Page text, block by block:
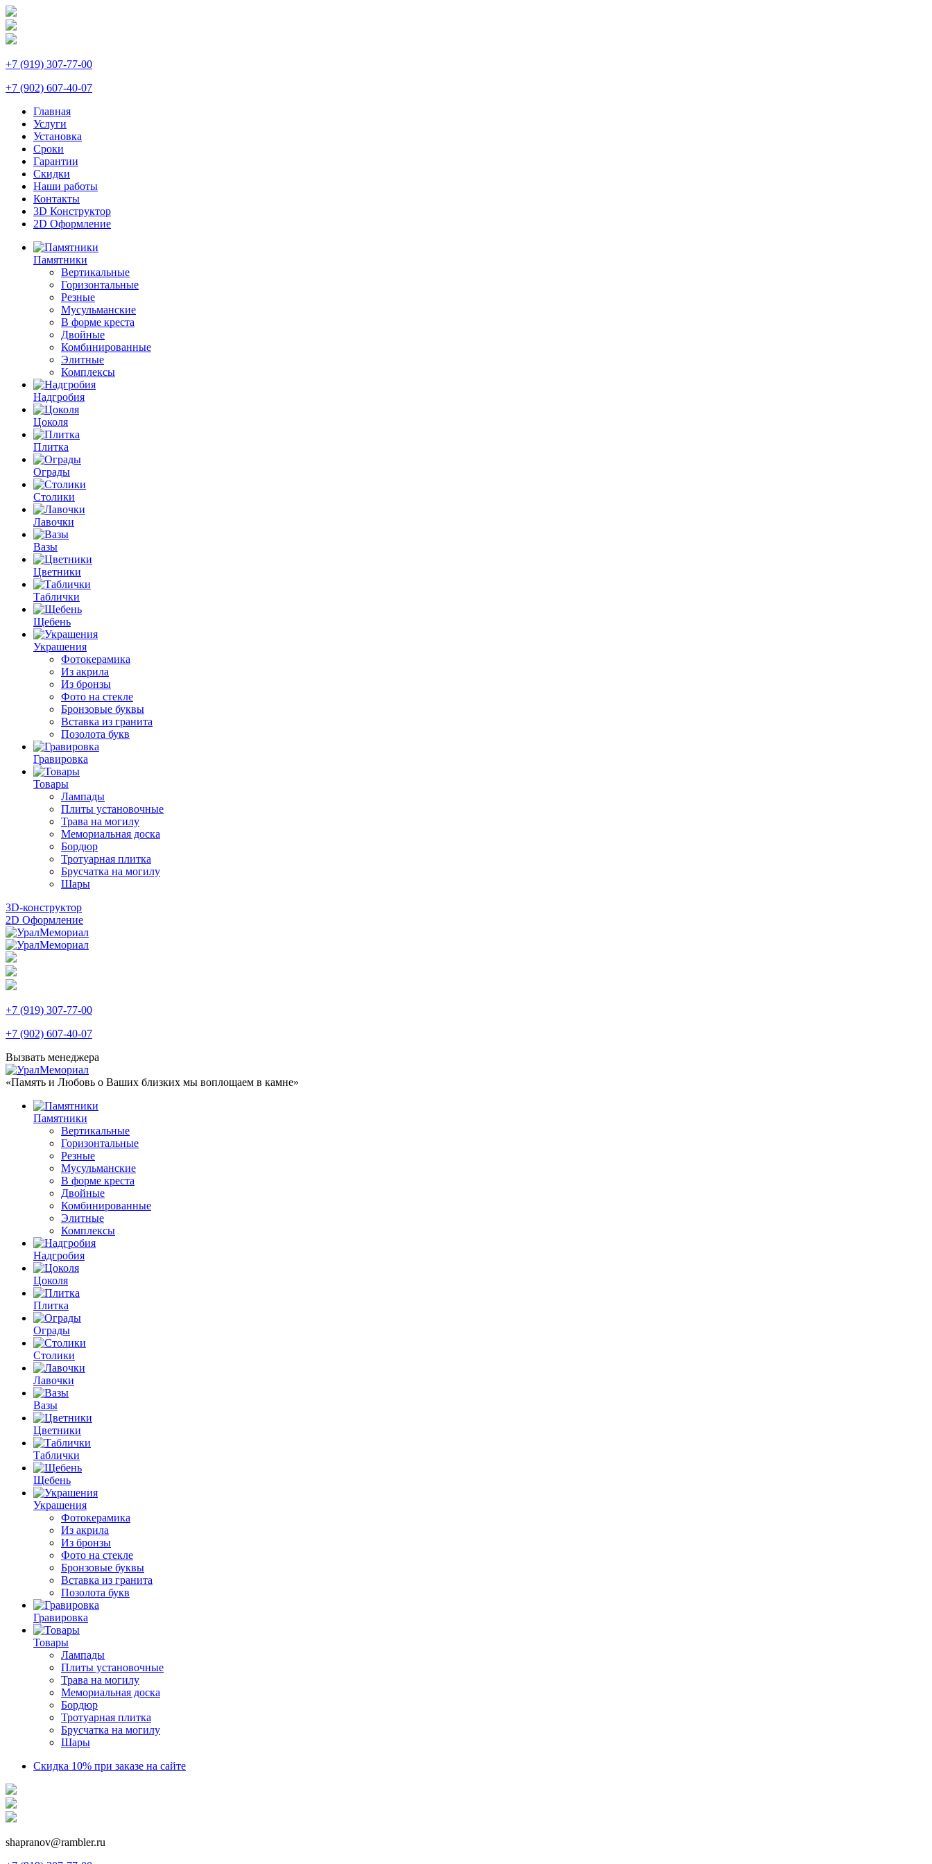
+7 (919) 307-77-00
+7 (902) 607-40-07
Главная
Услуги
Установка
Сроки
Гарантии
Скидки
Наши работы
Контакты
3D Конструктор
2D Оформление
Памятники
Вертикальные
Горизонтальные
Резные
Мусульманские
В форме креста
Двойные
Комбинированные
Элитные
Комплексы
Надгробия
Цоколя
Плитка
Ограды
Столики
Лавочки
Вазы
Цветники
Таблички
Щебень
Украшения
Фотокерамика
Из акрила
Из бронзы
Фото на стекле
Бронзовые буквы
Вставка из гранита
Позолота букв
Гравировка
Товары
Лампады
Плиты установочные
Трава на могилу
Мемориальная доска
Бордюр
Тротуарная плитка
Брусчатка на могилу
Шары
3D-конструктор
2D Оформление
+7 (919) 307-77-00
+7 (902) 607-40-07
Вызвать менеджера
«Память и Любовь о Ваших близких мы воплощаем в камне»
Памятники
Вертикальные
Горизонтальные
Резные
Мусульманские
В форме креста
Двойные
Комбинированные
Элитные
Комплексы
Надгробия
Цоколя
Плитка
Ограды
Столики
Лавочки
Вазы
Цветники
Таблички
Щебень
Украшения
Фотокерамика
Из акрила
Из бронзы
Фото на стекле
Бронзовые буквы
Вставка из гранита
Позолота букв
Гравировка
Товары
Лампады
Плиты установочные
Трава на могилу
Мемориальная доска
Бордюр
Тротуарная плитка
Брусчатка на могилу
Шары
Скидка 10% при заказе на сайте
shapranov@rambler.ru